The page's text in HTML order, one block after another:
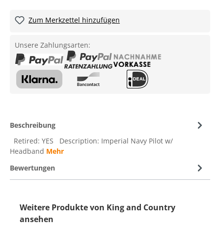
Zum Merkzettel hinzufügen
Unsere Zahlungsarten:
Beschreibung
Retired: YES Description: Imperial Navy Pilot w/
Headband Mehr
Bewertungen
Weitere Produkte von King and Country
ansehen